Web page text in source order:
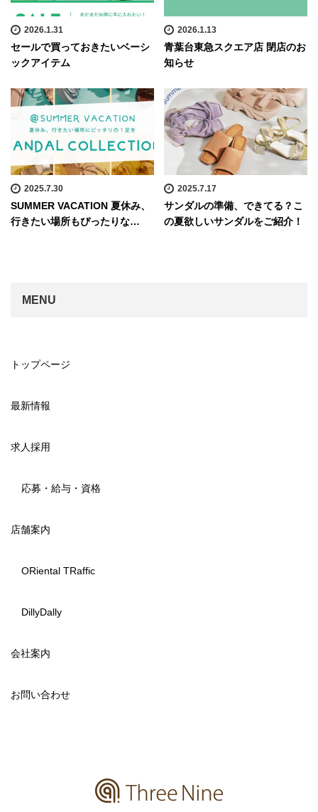
2026.1.31
セールで買っておきたいベーシ
ックアイテム
2026.1.13
青葉台東急スクエア店 閉店のお
知らせ
2025.7.30
SUMMER VACATION 夏休み、
行きたい場所もぴったりな…
2025.7.17
サンダルの準備、できてる？こ
の夏欲しいサンダルをご紹介！
MENU
トップページ
最新情報
求人採用
応募・給与・資格
店舗案内
ORiental TRaffic
DillyDally
会社案内
お問い合わせ